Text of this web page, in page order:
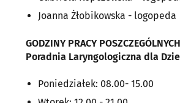
Joanna Żłobikowska - logopeda
GODZINY PRACY
Poradnia Laryngologiczna dla
Poniedziałek: 08.00- 15.00